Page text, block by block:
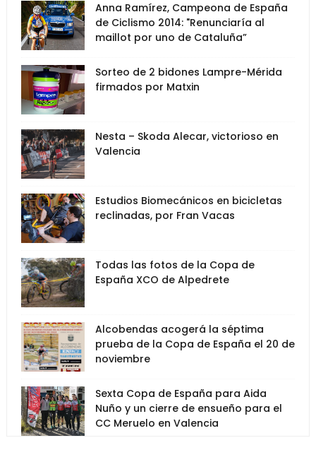
Anna Ramírez, Campeona de España
de Ciclismo 2014: "Renunciaría al
maillot por uno de Cataluña”
Sorteo de 2 bidones Lampre-Mérida
firmados por Matxin
Nesta – Skoda Alecar, victorioso en
Valencia
Estudios Biomecánicos en bicicletas
reclinadas, por Fran Vacas
Todas las fotos de la Copa de
España XCO de Alpedrete
Alcobendas acogerá la séptima
prueba de la Copa de España el 20 de
noviembre
Sexta Copa de España para Aida
Nuño y un cierre de ensueño para el
CC Meruelo en Valencia